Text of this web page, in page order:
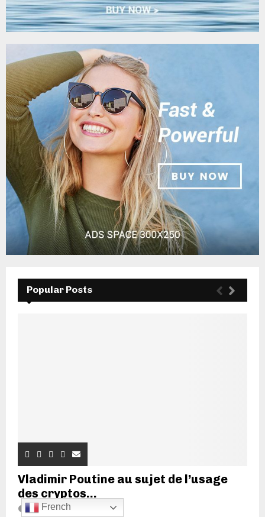
Popular Posts
Vladimir Poutine au sujet de l’usage
des cryptos...
20 juin 2022
French